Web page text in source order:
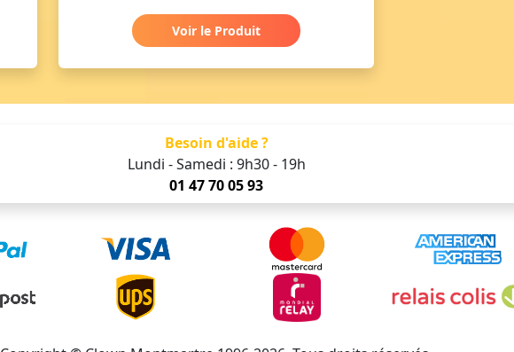
Voir le Produit
Besoin d'aide ?
Lundi - Samedi : 9h30 - 19h
01 47 70 05 93